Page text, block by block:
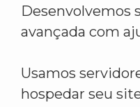
Desenvolvemos
avançada com
Usamos
hospedar seu